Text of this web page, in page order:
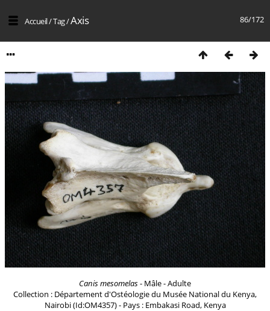
86/172
Accueil/Tag/Axis
Canis mesomelas- Mâle - Adulte
Collection : Département d'Ostéologie du Musée National du Kenya,
Nairobi (Id:OM4357) - Pays : Embakasi Road, Kenya